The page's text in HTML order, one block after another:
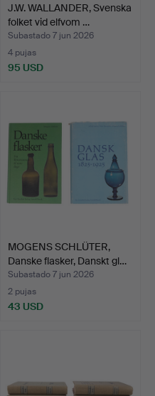
J.W. WALLANDER, Svenska
folket vid elfvom …
Subastado 7 jun 2026
4 pujas
95 USD
MOGENS SCHLÜTER,
Danske flasker, Danskt gl…
Subastado 7 jun 2026
2 pujas
43 USD